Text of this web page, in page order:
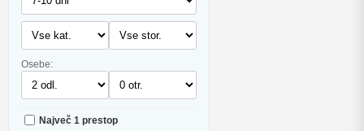
Osebe:
Največ 1 prestop